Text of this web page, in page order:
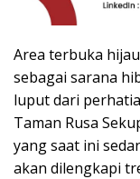
Area terbuka
sebagai sarana
luput dari
Taman Rusa
yang saat ini
akan dilengkapi